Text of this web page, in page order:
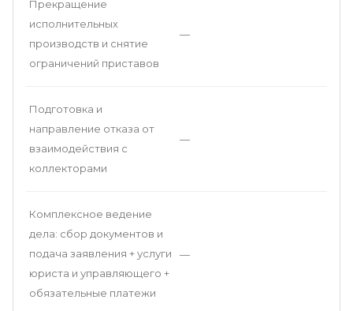
Прекращение
исполнительных
производств и снятие
ограничений приставов
—
Подготовка и
направление отказа от
взаимодействия с
коллекторами
—
Комплексное ведение
дела: сбор документов и
подача заявления + услуги
юриста и управляющего +
обязательные платежи
—